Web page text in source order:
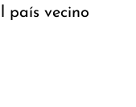
país vecino